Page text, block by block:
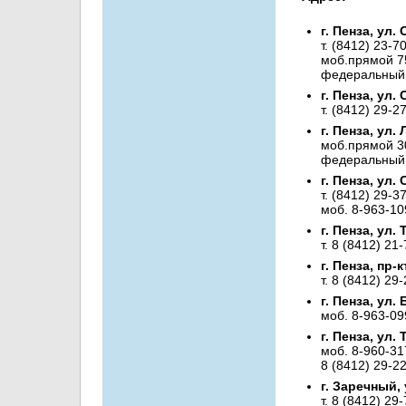
г. Пенза, ул.
т. (8412) 23-
моб.прямой
г. Пенза, ул.
т. (8412) 29-
г. Пенза, ул.
моб.прямой
г. Пенза, ул.
т. (8412) 29-
моб. 8-963-
г. Пенза, ул.
т. 8 (8412)
г. Пенза, пр-
т. 8 (8412)
г. Пенза, ул.
моб. 8-963-
г. Пенза, ул.
моб. 8-960-
8 (8412) 29-
г. Заречный,
т. 8 (8412)